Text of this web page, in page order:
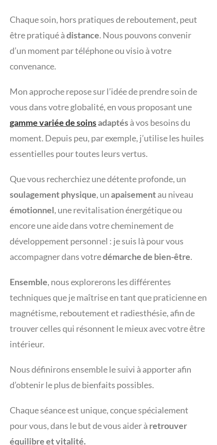
Chaque soin, hors pratiques de reboutement, peut
être pratiqué àdistance. Nous pouvons convenir
d’un moment par téléphone ou visio à votre
convenance.
Mon approche repose sur l’idée de prendre soin de
vous dans votre globalité, en vous proposant une
gamme variée de soinsadaptésà vos besoins du
moment. Depuis peu, par exemple, j’utilise les huiles
essentielles pour toutes leurs vertus.
Que vous recherchiez une détente profonde, un
soulagement physique, unapaisementau niveau
émotionnel, une revitalisation énergétique ou
encore une aide dans votre cheminement de
développement personnel : je suis là pour vous
accompagner dans votredémarche de bien-être.
Ensemble, nous explorerons les différentes
techniques que je maîtrise en tant que praticienne en
magnétisme, reboutement et radiesthésie, afin de
trouver celles qui résonnent le mieux avec votre être
intérieur.
Nous définirons ensemble le suivi à apporter afin
d’obtenir le plus de bienfaits possibles.
Chaque séance est unique, conçue spécialement
pour vous, dans le but de vous aider à retrouver
équilibre et vitalité.